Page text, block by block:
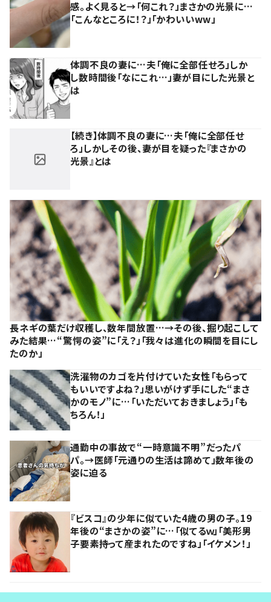
感。よく見ると→「何これ？」まさかの光景に…
「こんなところに！？」「かわいいww」
体調不良の妻に…夫「俺に全部任せろ」しか
し数時間後「なにこれ…」妻が目にした光景と
は
【続き】体調不良の妻に…夫「俺に全部任せ
ろ」しかしその後、妻が目を疑った『まさかの
光景』とは
長ネギの葉だけ収穫し、数年間放置…→その後、掘り起こして
みた結果…“驚愕の姿”に「え？」「我々は進化の瞬間を目にし
たのか」
洗濯物のカゴを片付けていた女性「もらって
もいいですよね？」思いがけず手にした“まさ
かのモノ”に…「いただいておきましょう」「も
ちろん！」
通勤中の事故で“一時意識不明”だったパ
パ。→医師「元通りの生活は諦めて」数年後の
姿に迫る
『ビスコ』の少年に似ていた4歳の男の子。19
年後の“まさかの姿”に…「似てるｗ」「美形男
子要素持って産まれたのですね」「イケメン！」